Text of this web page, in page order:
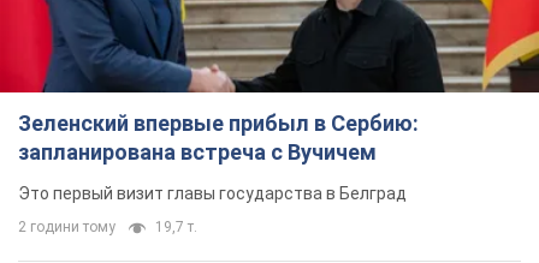
Третий армейский корпус создает для
российских оккупантов на Лиманском
направлении критический дискомфорт: как это
удалось
Сейчас это перерастает в кризис для всей группировки
5 годин тому 50,7 т.